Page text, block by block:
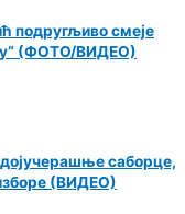
подругљиво смеје
(ФОТО/ВИДЕО)
саборце,
(ВИДЕО)